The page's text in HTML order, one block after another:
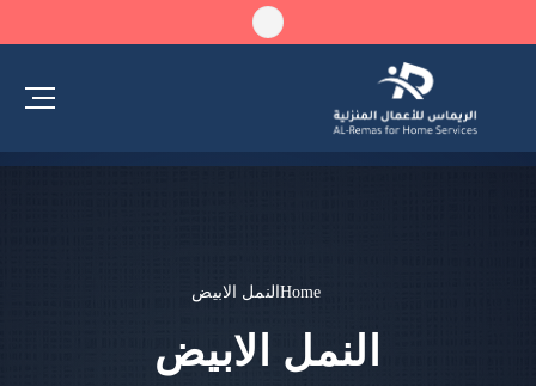
Homeالنمل الابيض
النمل الابيض